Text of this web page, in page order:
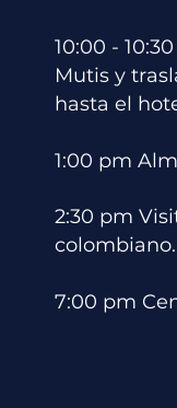
10:00 -
Mutis y ​ t
hasta el
1:00 pm
2:30 pm
7:00 pm